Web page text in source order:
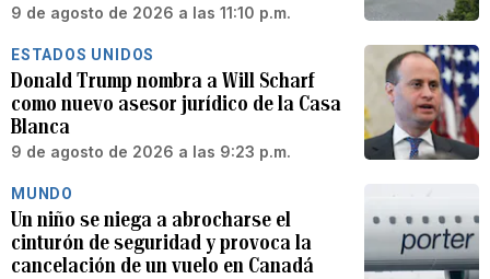
9 de agosto de 2026 a las 11:10 p.m.
ESTADOS UNIDOS
Donald Trump nombra a Will Scharf
como nuevo asesor jurídico de la Casa
Blanca
9 de agosto de 2026 a las 9:23 p.m.
MUNDO
Un niño se niega a abrocharse el
cinturón de seguridad y provoca la
cancelación de un vuelo en Canadá